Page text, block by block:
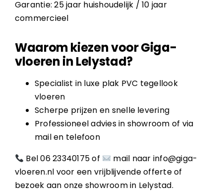
Garantie: 25 jaar huishoudelijk / 10 jaar
commercieel
Waarom kiezen voor Giga-
vloeren in Lelystad?
Specialist in luxe plak PVC tegellook
vloeren
Scherpe prijzen en snelle levering
Professioneel advies in showroom of via
mail en telefoon
Bel06 23340175of mail naar info@giga-
vloeren.nl voor een vrijblijvende offerte of
bezoek aan onze showroom in Lelystad.